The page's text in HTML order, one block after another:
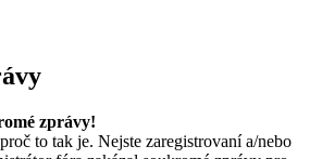
zprávy!
to tak je. Nejste zaregistrovaní a/nebo